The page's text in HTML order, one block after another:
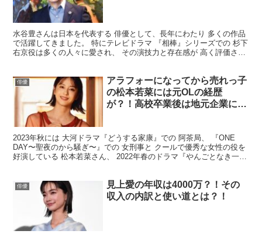
水谷豊さんは日本を代表する 俳優として、長年にわたり 多くの作品
で活躍してきました。 特にテレビドラマ 『相棒』シリーズでの 杉下
右京役は多くの人々に愛され、 その演技力と存在感が 高く評価され
俳優
アラフォーになってから売れっ子
の松本若菜には元OLの経歴
が？！高校卒業後は地元企業に就
2023年秋には 大河ドラマ『どうする家康』での 阿茶局、 『ONE
DAY〜聖夜のから騒ぎ〜』での 女刑事と クールで優秀な女性の役を
好演している 松本若菜さん、 2022年春のドラマ『やんごとなき一
俳優
見上愛の年収は4000万？！その
収入の内訳と使い道とは？！